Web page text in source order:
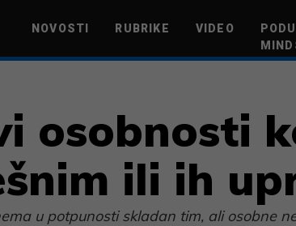
NOVOSTI RUBRIKE VIDEO
osobnosti
ili ih
u potpunosti skladan tim, ali osobne